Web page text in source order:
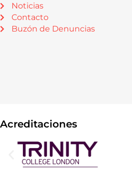
Noticias
Contacto
Buzón de Denuncias
Acreditaciones